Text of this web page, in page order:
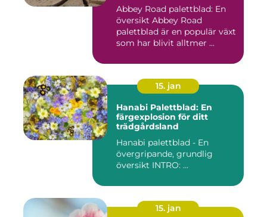
Abbey Road palettblad: En
översikt Abbey Road
palettblad är en populär växt
som har blivit alltmer ...
15. jan
Hanabi Palettblad: En
färgexplosion för ditt
trädgårdsland
Hanabi palettblad - En
övergripande, grundlig
översikt INTRO: ...
15. jan